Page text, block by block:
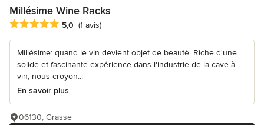
Millésime Wine Racks
Note moyenne : 5 étoiles sur 5
5,0 (1 avis)
Millésime: quand le vin devient objet de beauté. Riche d'une
solide et fascinante expérience dans l'industrie de la cave à
vin, nous croyon...
En savoir plus
06130, Grasse